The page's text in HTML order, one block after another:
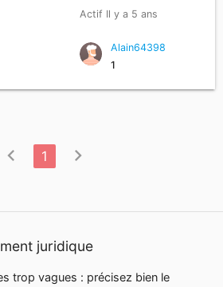
Actif Il y a 5 ans
Alain64398
1
chevron_left 1 chevron_right
juridique
trop vagues : précisez bien le